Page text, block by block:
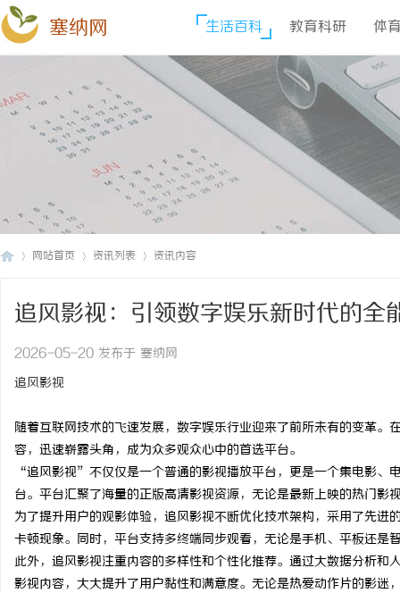
塞纳网 生活百科 教育科研 体
网站首页 资讯列表 资讯内容
追风影视：引领数字娱乐新时代的全
2026-05-20 发布于 塞纳网
追风影视
随着互联网技术的飞速发展，数字娱乐行业迎来了前所未有的变革
容，迅速崭露头角，成为众多观众心中的首选平台。
“追风影视”不仅仅是一个普通的影视播放平台，更是一个集电影、
台。平台汇聚了海量的正版高清影视资源，无论是最新上映的热门影
为了提升用户的观影体验，追风影视不断优化技术架构，采用了先
卡顿现象。同时，平台支持多终端同步观看，无论是手机、平板还是
此外，追风影视注重内容的多样性和个性化推荐。通过大数据分析
影视内容，大大提升了用户黏性和满意度。无论是热爱动作片的影